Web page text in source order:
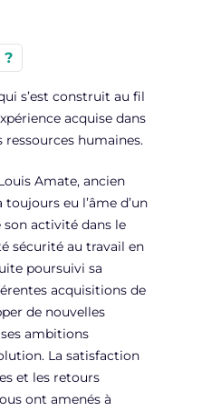
?
s’est construit au fil
acquise dans
humaines.
Amate, ancien
eu l’âme d’un
activité dans le
sécurité au travail en
poursuivi sa
acquisitions de
de nouvelles
ambitions
La satisfaction
et les retours
ont amenés à